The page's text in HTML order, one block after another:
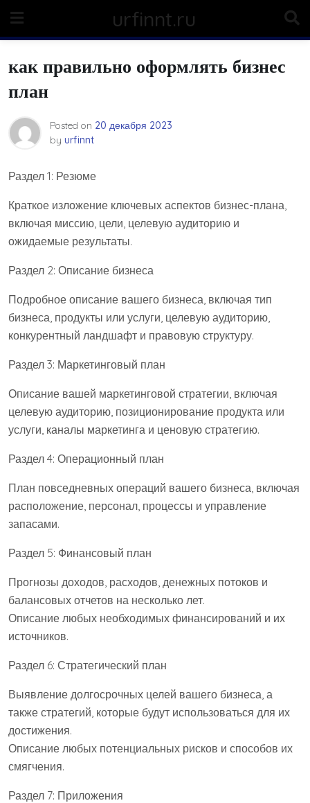
content
urfinnt.ru
как правильно оформлять бизнес
план
Posted on 20 декабря 2023
by urfinnt
Раздел 1: Резюме
Краткое изложение ключевых аспектов бизнес-плана,
включая миссию, цели, целевую аудиторию и
ожидаемые результаты.
Раздел 2: Описание бизнеса
Подробное описание вашего бизнеса, включая тип
бизнеса, продукты или услуги, целевую аудиторию,
конкурентный ландшафт и правовую структуру.
Раздел 3: Маркетинговый план
Описание вашей маркетинговой стратегии, включая
целевую аудиторию, позиционирование продукта или
услуги, каналы маркетинга и ценовую стратегию.
Раздел 4: Операционный план
План повседневных операций вашего бизнеса, включая
расположение, персонал, процессы и управление
запасами.
Раздел 5: Финансовый план
Прогнозы доходов, расходов, денежных потоков и
балансовых отчетов на несколько лет.
Описание любых необходимых финансирований и их
источников.
Раздел 6: Стратегический план
Выявление долгосрочных целей вашего бизнеса, а
также стратегий, которые будут использоваться для их
достижения.
Описание любых потенциальных рисков и способов их
смягчения.
Раздел 7: Приложения